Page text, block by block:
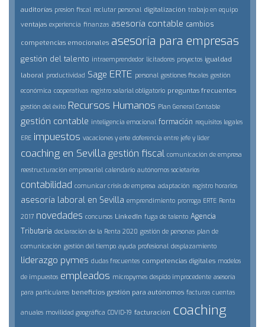
auditorías presion fiscal reclutar personal digitalización trabajo en equipo
ventajas experiencia finanzas asesoría contable cambios
competencias emocionales asesoría para empresas
gestión del talento intraemprendedor licitadores proyectos igualdad
laboral productividad Sage ERTE personal gestiones fiscales gestión
económica cooperativas registro salarial obligatorio preguntas frecuentes
gestión del éxito Recursos Humanos Plan General Contable
gestión contable inteligencia emocional formación requisitos legales
ERE impuestos vacaciones y erte doferencia entre jefe y lider
coaching en Sevilla gestión fiscal comunicación de empresa
reestructuración empresarial calendario autónomos societarios
contabilidad comunicar crisis de empresa adaptación registro horarios
asesoría laboral en Sevilla emprendimiento prorroga ERTE Renta
2017 novedades concursos LinkedIn fuga de talento Agencia
Tributaria declaración de la Renta 2020 gestión de personas plan de
comunicación gestión del tiempo ayuda profesional desplazamiento
liderazgo pymes dudas frecuentes competencias digitales modelos
de impuestos empleados micropymes despido improcedente asesoría
para particulares beneficios gestión para autónomos facturas cuentas
anuales movilidad geográfica COVID-19 facturación coaching